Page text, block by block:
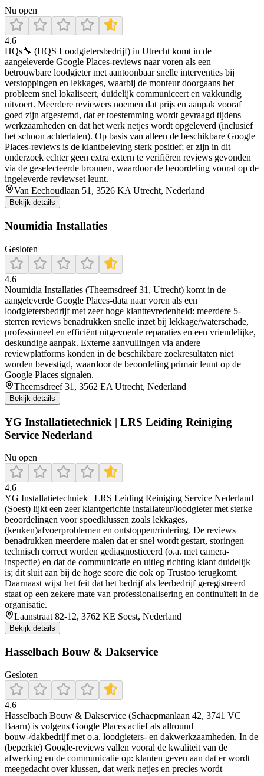
Nu open
4.6
HQs🔧 (HQS Loodgietersbedrijf) in Utrecht komt in de
aangeleverde Google Places-reviews naar voren als een
betrouwbare loodgieter met aantoonbaar snelle interventies bij
verstoppingen en lekkages, waarbij de monteur doorgaans het
probleem snel lokaliseert, duidelijk communiceert en vakkundig
uitvoert. Meerdere reviewers noemen dat prijs en aanpak vooraf
goed zijn afgestemd, dat er toestemming wordt gevraagd tijdens
werkzaamheden en dat het werk netjes wordt opgeleverd (inclusief
het schoon achterlaten). Op basis van alleen de beschikbare Google
Places-reviews is de klantbeleving sterk positief; er zijn in dit
onderzoek echter geen extra extern te verifiëren reviews gevonden
via de geselecteerde bronnen, waardoor de beoordeling vooral op de
ingeleverde reviewset leunt.
Van Eechoudlaan 51, 3526 KA Utrecht, Nederland
Bekijk details
Noumidia Installaties
Gesloten
4.6
Noumidia Installaties (Theemsdreef 31, Utrecht) komt in de
aangeleverde Google Places-data naar voren als een
loodgietersbedrijf met zeer hoge klanttevredenheid: meerdere 5-
sterren reviews benadrukken snelle inzet bij lekkage/waterschade,
professioneel en efficiënt uitgevoerde reparaties en een vriendelijke,
deskundige aanpak. Externe aanvullingen via andere
reviewplatforms konden in de beschikbare zoekresultaten niet
worden bevestigd, waardoor de beoordeling primair leunt op de
Google Places signalen.
Theemsdreef 31, 3562 EA Utrecht, Nederland
Bekijk details
YG Installatietechniek | LRS Leiding Reiniging
Service Nederland
Nu open
4.6
YG Installatietechniek | LRS Leiding Reiniging Service Nederland
(Soest) lijkt een zeer klantgerichte installateur/loodgieter met sterke
beoordelingen voor spoedklussen zoals lekkages,
(keuken)afvoerproblemen en ontstoppen/riolering. De reviews
benadrukken meerdere malen dat er snel wordt gestart, storingen
technisch correct worden gediagnosticeerd (o.a. met camera-
inspectie) en dat de communicatie en uitleg richting klant duidelijk
is; dit sluit aan bij de hoge score die ook op Trustoo terugkomt.
Daarnaast wijst het feit dat het bedrijf als leerbedrijf geregistreerd
staat op een zekere mate van professionalisering en continuïteit in de
organisatie.
Laanstraat 82-12, 3762 KE Soest, Nederland
Bekijk details
Hasselbach Bouw & Dakservice
Gesloten
4.6
Hasselbach Bouw & Dakservice (Schaepmanlaan 42, 3741 VC
Baarn) is volgens Google Places actief als allround
bouw-/dakbedrijf met o.a. loodgieters- en dakwerkzaamheden. In de
(beperkte) Google-reviews vallen vooral de kwaliteit van de
afwerking en de communicatie op: klanten geven aan dat er wordt
meegedacht over klussen, dat werk netjes en precies wordt